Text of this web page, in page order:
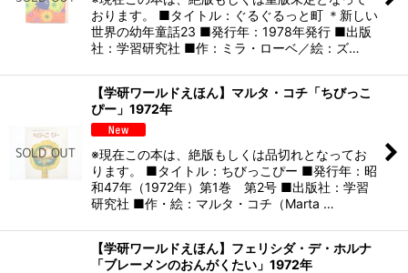
おります。 ■タイトル：ぐるぐるっと町 ＊新しい
世界の幼年童話23 ■発行年：1978年発行 ■出版
社：学習研究社 ■作：ミラ・ローベ／絵：ズ…
【学研ワールドえほん】マルタ・コチ「ちびっこ
ぴー」1972年
※現在この本は、絶版もしくは品切れとなってお
ります。 ■タイトル：ちびっこぴー ■発行年：昭
和47年（1972年）第1巻 第2号 ■出版社：学習
研究社 ■作・絵：マルタ・コチ（Marta …
【学研ワールドえほん】フェリシダ・デ・ホルナ
「ブレーメンのおんがくたい」1972年